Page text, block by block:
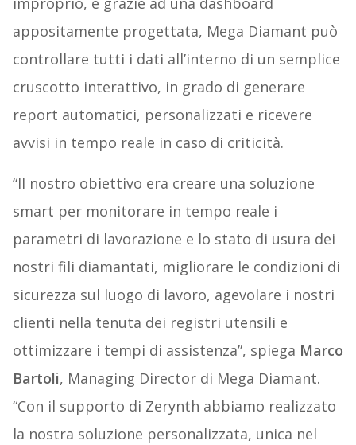
appositamente progettata, Mega Diamant può
controllare tutti i dati all’interno di un semplice
cruscotto interattivo, in grado di generare
report automatici, personalizzati e ricevere
avvisi in tempo reale in caso di criticità.
“Il nostro obiettivo era creare una soluzione
smart per monitorare in tempo reale i
parametri di lavorazione e lo stato di usura dei
nostri fili diamantati, migliorare le condizioni di
sicurezza sul luogo di lavoro, agevolare i nostri
clienti nella tenuta dei registri utensili e
ottimizzare i tempi di assistenza”, spiega Marco
Bartoli, Managing Director di Mega Diamant.
“Con il supporto di Zerynth abbiamo realizzato
la nostra soluzione personalizzata, unica nel